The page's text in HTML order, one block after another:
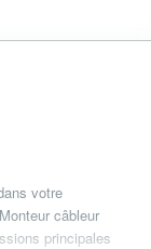
votre
câbleur
principales